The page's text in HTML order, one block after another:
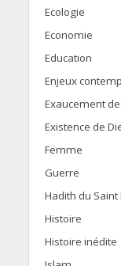
Ecologie
Economie
Education
Enjeux
Exaucement
Existence de
Femme
Guerre
Hadith du Saint
Histoire
Histoire inédite